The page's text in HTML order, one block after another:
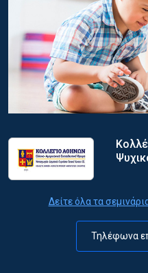
Δείτε όλα τα
Τηλέφωνα